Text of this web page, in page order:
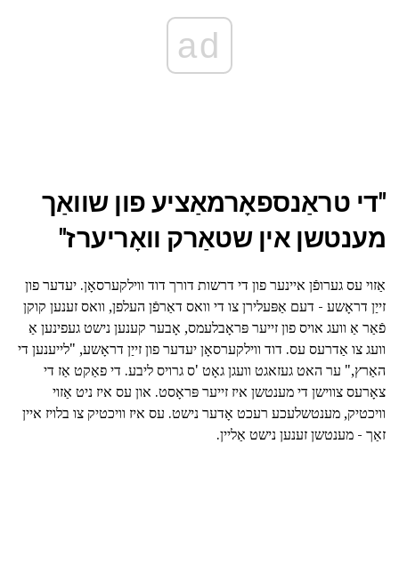
ad
"די טראַנספאָרמאַציע פון שוואַך
מענטשן אין שטאַרק וואָריערז"
אַזוי עס גערופֿן איינער פון די דרשות דורך דוד ווילקערסאָן. יעדער פון
זייַן דראָשע - דעם אַפּעלירן צו די וואס דאַרפֿן העלפן, וואס זענען קוקן
פֿאַר אַ וועג אויס פון זייער פּראָבלעמס, אָבער קענען נישט געפינען אַ
וועג צו אַדרעס עס. דוד ווילקערסאָן יעדער פון זייַן דראָשע, "לייענען די
האַרץ," ער האט געזאגט וועגן גאָט 'ס גרויס ליבע. די פאַקט אַז די
צאָרעס צווישן די מענטשן איז זייער פּראָסט. און עס איז ניט אַזוי
וויכטיק, מענטשלעכע רעכט אָדער נישט. עס איז וויכטיק צו בלויז איין
זאַך - מענטשן זענען נישט אַליין.